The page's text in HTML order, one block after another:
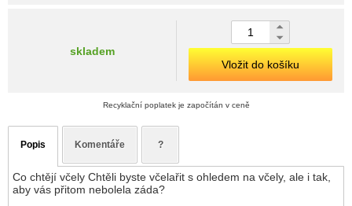
skladem
Vložit do košíku
Recyklační poplatek je započítán v ceně
Popis Komentáře ?
Co chtějí včely Chtěli byste včelařit s ohledem na včely, ale i tak,
aby vás přitom nebolela záda?